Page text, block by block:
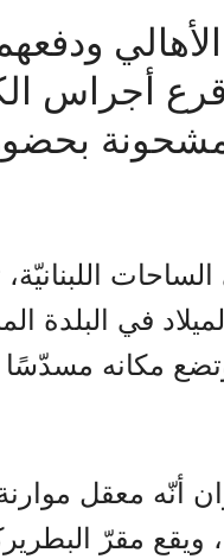
أجراس
في البلدة
مكانه مسدّسًا
معقل موارنة
ويقع مقرّ